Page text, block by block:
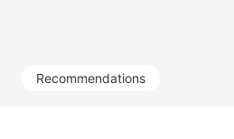
Recommendations